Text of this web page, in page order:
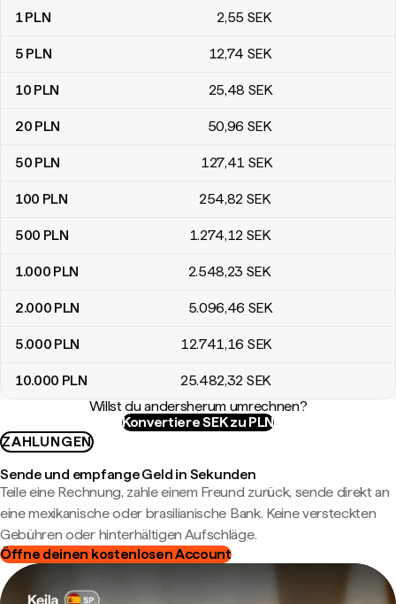
Umrechnungstabelle Polnische Złoty zu Schwedische Kronen
1PLN 2,55 SEK
5 PLN 12,74 SEK
10 PLN 25,48 SEK
20 PLN 50,96 SEK
50 PLN 127,41 SEK
100 PLN 254,82 SEK
500 PLN 1.274,12 SEK
1.000 PLN 2.548,23 SEK
2.000 PLN 5.096,46 SEK
5.000 PLN 12.741,16 SEK
10.000 PLN 25.482,32 SEK
Willst du andersherum umrechnen?
Konvertiere SEK zu PLN
ZAHLUNGEN
Sende und empfange Geld in Sekunden
Teile eine Rechnung, zahle einem Freund zurück, sende direkt an
eine mexikanische oder brasilianische Bank. Keine versteckten
Gebühren oder hinterhältigen Aufschläge.
Öffne deinen kostenlosen Account